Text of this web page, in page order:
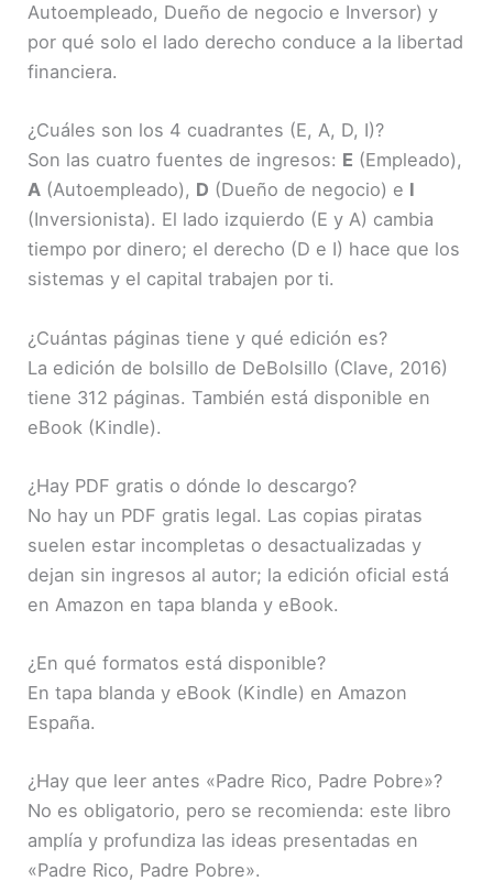
Autoempleado, Dueño de negocio e Inversor) y
por qué solo el lado derecho conduce a la libertad
financiera.
¿Cuáles son los 4 cuadrantes (E, A, D, I)?
Son las cuatro fuentes de ingresos: E (Empleado),
A (Autoempleado), D (Dueño de negocio) e I
(Inversionista). El lado izquierdo (E y A) cambia
tiempo por dinero; el derecho (D e I) hace que los
sistemas y el capital trabajen por ti.
¿Cuántas páginas tiene y qué edición es?
La edición de bolsillo de DeBolsillo (Clave, 2016)
tiene 312 páginas. También está disponible en
eBook (Kindle).
¿Hay PDF gratis o dónde lo descargo?
No hay un PDF gratis legal. Las copias piratas
suelen estar incompletas o desactualizadas y
dejan sin ingresos al autor; la edición oficial está
en Amazon en tapa blanda y eBook.
¿En qué formatos está disponible?
En tapa blanda y eBook (Kindle) en Amazon
España.
¿Hay que leer antes «Padre Rico, Padre Pobre»?
No es obligatorio, pero se recomienda: este libro
amplía y profundiza las ideas presentadas en
«Padre Rico, Padre Pobre».